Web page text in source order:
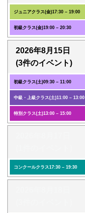
ジュニアクラス(金)17:30 – 19:00
初級クラス(金)19:00 – 20:30
2026年8月15日
(3件のイベント)
初級クラス(土)09:30 – 11:00
中級・上級クラス(土)11:00 – 13:00
特別クラス(土)13:00 – 15:00
コンクールクラス17:30 – 19:30